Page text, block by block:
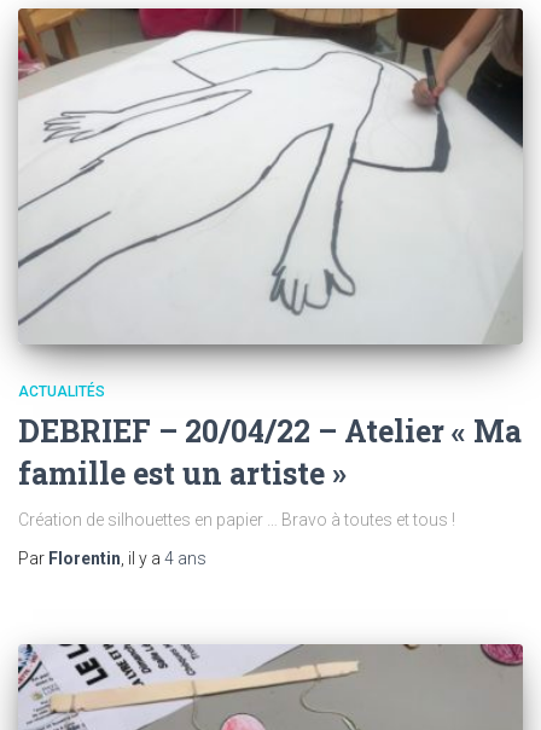
ACTUALITÉS
DEBRIEF – 20/04/22 – Atelier « Ma
famille est un artiste »
Création de silhouettes en papier … Bravo à toutes et tous !
Par Florentin, il y a 4 ans